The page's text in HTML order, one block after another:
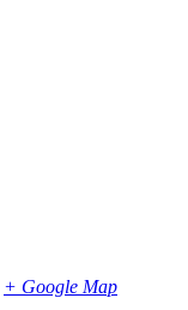
+ Google Map